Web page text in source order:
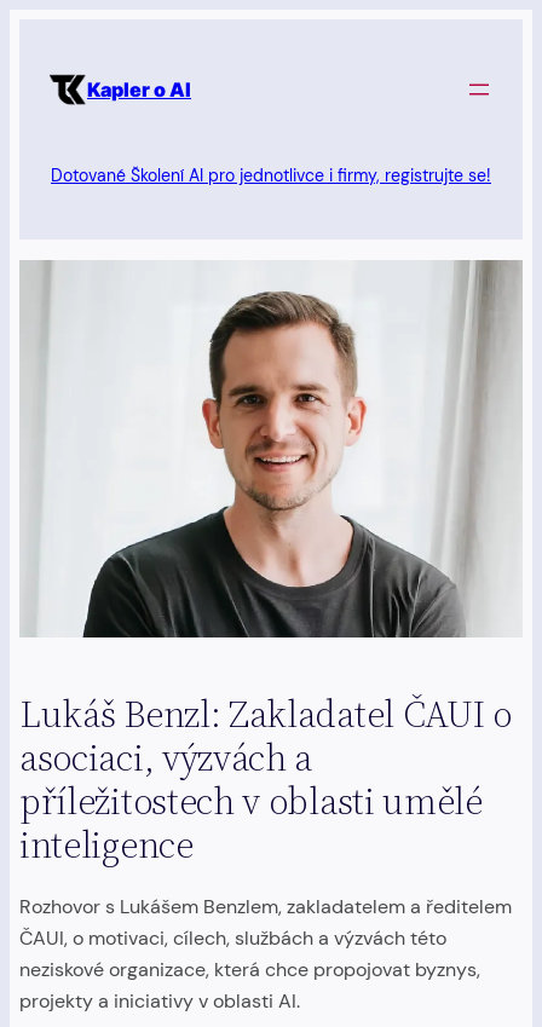
obsah Kapler o AI
Dotované Školení AI pro jednotlivce i firmy, registrujte se!
Lukáš Benzl: Zakladatel ČAUI o
asociaci, výzvách a
příležitostech v oblasti umělé
inteligence
Rozhovor s Lukášem Benzlem, zakladatelem a ředitelem
ČAUI, o motivaci, cílech, službách a výzvách této
neziskové organizace, která chce propojovat byznys,
projekty a iniciativy v oblasti AI.